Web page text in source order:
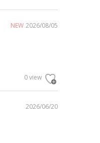
NEW 2026/08/05
0 view
2026/06/20